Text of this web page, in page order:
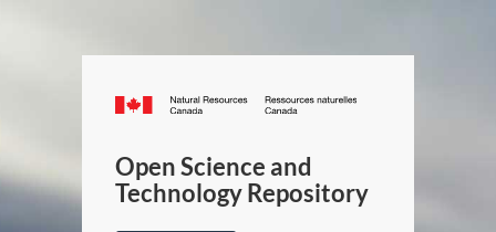
Canada.ca
/
Canada
Open Science and
Technology Repository